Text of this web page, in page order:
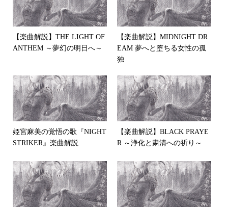
【楽曲解説】THE LIGHT OF
ANTHEM ～夢幻の明日へ～
【楽曲解説】MIDNIGHT DR
EAM 夢へと堕ちる女性の孤
独
姫宮麻美の覚悟の歌『NIGHT
STRIKER』楽曲解説
【楽曲解説】BLACK PRAYE
R ～浄化と粛清への祈り～